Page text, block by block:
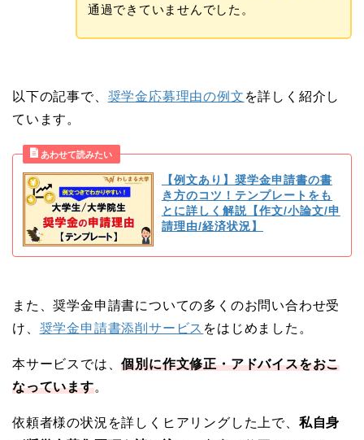
通過できていませんでした。
以下の記事で、 奨学金応募理由の例文 を詳しく紹介し
ています。
【例文あり】奨学金申請書の書
き方のコツ！テンプレートをも
とに詳しく解説【作文/小論文/申
請理由/経済状況】
また、奨学金申請書についての多くのお問い合わせ受
け、 奨学金申請書添削サービス をはじめました。
本サービスでは、個別に作文修正・アドバイスをおこ
なっています。
依頼者様の状況を詳しくヒアリングした上で、 私自身